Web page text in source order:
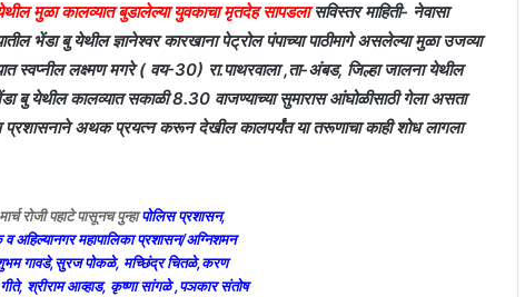
मुळा कालव्यात बुडालेल्या युवकाचा मृतदेह सापडलासविस्तर माहिती- नेवासा
भेंडा बु येथील ज्ञानेश्वर कारखाना पेट्रोल पंपाच्या पाठीमागे असलेल्या मुळा उजव्या
स्वप्नील लक्ष्मण मगरे ( वय-30) रा.पाथरवाला ,ता-अंबड, जिल्हा जालना येथील
बु येथील कालव्यात सकाळी 8.30 वाजण्याच्या सुमारास आंघोळीसाठी गेला असता
प्रशासनाने अथक प्रयत्न करून देखील कालपर्यंत या तरूणाचा काही शोध लागला
रोजी पहाटे पासूनच पुन्हापोलिस प्रशासन,
व अहिल्यानगर महापालिका प्रशासन/अग्निशमन
शुभम गावडे,सुरज पोकळे, मच्छिंद्र चितळे,करण
श्रीराम आव्हाड, कृष्णा सांगळे ,पञकार संतोष